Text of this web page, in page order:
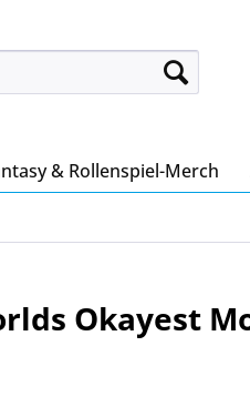
& Rollenspiel-Merch
Okayest